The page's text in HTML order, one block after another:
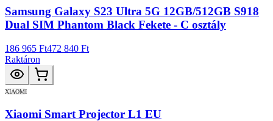
Samsung Galaxy S23 Ultra 5G 12GB/512GB S918
Dual SIM Phantom Black Fekete - C osztály
186 965 Ft472 840 Ft
Raktáron
XIAOMI
Xiaomi Smart Projector L1 EU